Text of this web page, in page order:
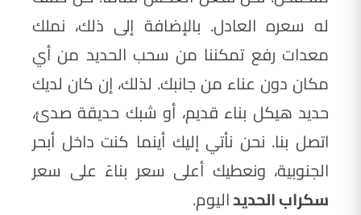
له سعره العادل. بالإضافة إلى ذلك، نملك
معدات رفع تمكننا من سحب الحديد من أي
مكان دون عناء من جانبك. لذلك، إن كان لديك
حديد هيكل بناء قديم، أو شبك حديقة صدئ،
اتصل بنا. نحن نأتي إليك أينما كنت داخل أبحر
الجنوبية، ونعطيك أعلى سعر بناءً على سعر
سكراب الحديداليوم.